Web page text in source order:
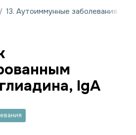
13. Аутоиммунные заболевания
IgA